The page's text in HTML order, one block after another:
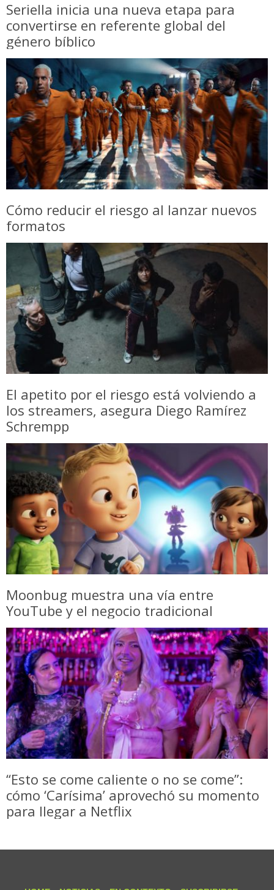
Seriella inicia una nueva etapa para
convertirse en referente global del
género bíblico
Cómo reducir el riesgo al lanzar nuevos
formatos
El apetito por el riesgo está volviendo a
los streamers, asegura Diego Ramírez
Schrempp
Moonbug muestra una vía entre
YouTube y el negocio tradicional
“Esto se come caliente o no se come”:
cómo ‘Carísima’ aprovechó su momento
para llegar a Netflix